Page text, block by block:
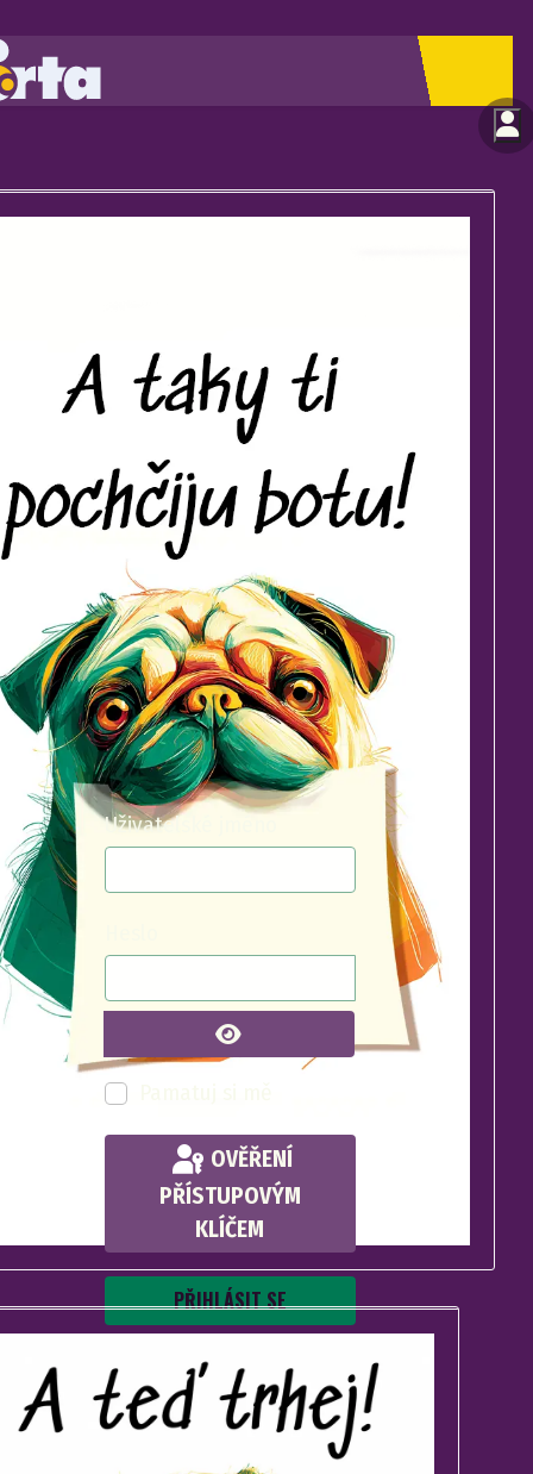
Uživatelské jméno
PŘÍSTUPOVÝM
KLÍČEM
PŘIHLÁSIT SE
Zapomenuté heslo?
Zapomenuté jméno?